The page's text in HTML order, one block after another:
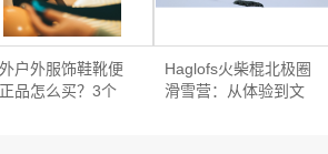
户外服饰鞋靴便
品怎么买？3个
Haglofs火柴棍北极圈
滑雪营：从体验到文